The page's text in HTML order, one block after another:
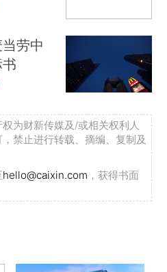
劳中
为财新传媒及/或相关权利人
禁止进行转载、摘编、复制及
hello@caixin.com ，获得书面